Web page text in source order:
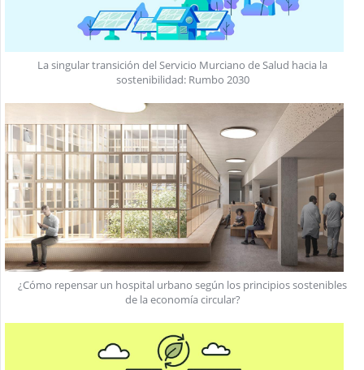
La singular transición del Servicio Murciano de Salud hacia la
sostenibilidad: Rumbo 2030
¿Cómo repensar un hospital urbano según los principios sostenibles
de la economía circular?